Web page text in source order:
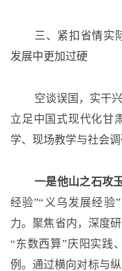
三、紧扣省情实
发展中更加过硬
空谈误国，实干
立足中国式现代化甘
学、现场教学与社会
一是他山之石攻
经验”“义乌发展经验
力。聚焦省内，深度
“东数西算”庆阳实践
例。通过横向对标与